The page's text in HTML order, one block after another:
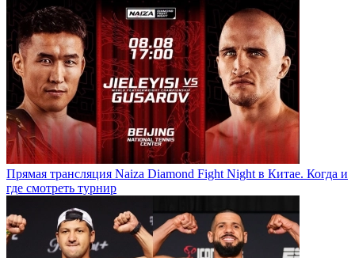
Прямая трансляция Naiza Diamond Fight Night в Китае. Когда и
где смотреть турнир